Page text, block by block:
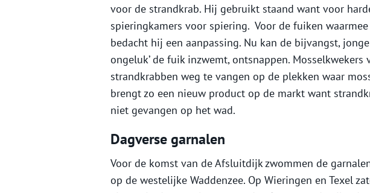
voor de strandkrab. Hij gebruikt staand want voor
spieringkamers voor spiering. Voor de fuiken
bedacht hij een aanpassing. Nu kan de bijvangst,
ongeluk’ de fuik inzwemt, ontsnappen. Mosselkwekers
strandkrabben weg te vangen op de plekken waar
brengt zo een nieuw product op de markt want
niet gevangen op het wad.
Dagverse garnalen
Voor de komst van de Afsluitdijk zwommen de
op de westelijke Waddenzee. Op Wieringen en Texel